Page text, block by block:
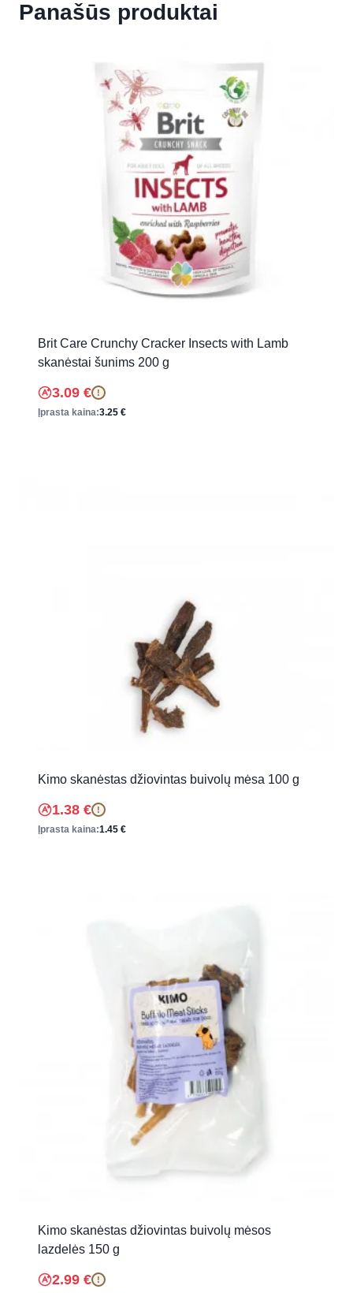
Panašūs produktai
Brit Care Crunchy Cracker Insects with Lamb
skanėstai šunims 200 g
3.09 € !
Įprasta kaina:3.25 €
Kimo skanėstas džiovintas buivolų mėsa 100 g
1.38 € !
Įprasta kaina:1.45 €
Kimo skanėstas džiovintas buivolų mėsos
lazdelės 150 g
2.99 € !